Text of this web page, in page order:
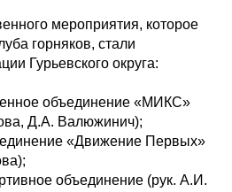
мероприятия, которое
горняков, стали
Гурьевского округа:
объединение «МИКС»
Д.А. Валюжинич);
«Движение Первых»
объединение (рук. А.И.